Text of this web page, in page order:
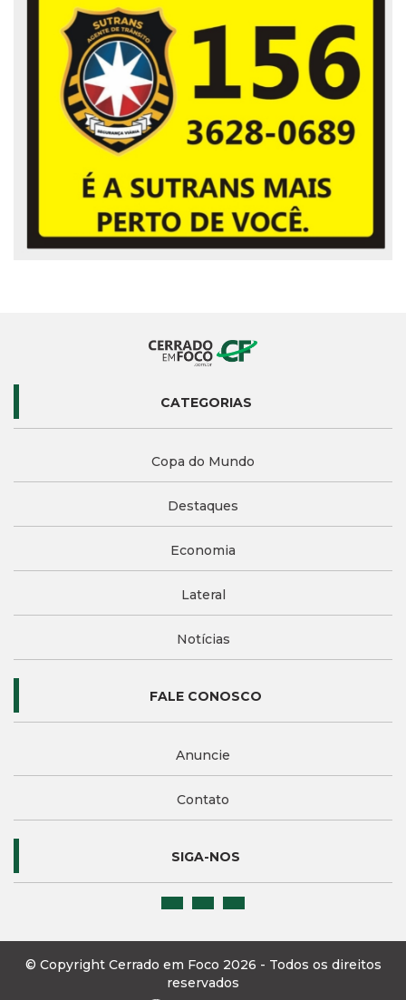
CATEGORIAS
Copa do Mundo
Destaques
Economia
Lateral
Notícias
FALE CONOSCO
Anuncie
Contato
SIGA-NOS
© Copyright Cerrado em Foco 2026 - Todos os direitos
reservados